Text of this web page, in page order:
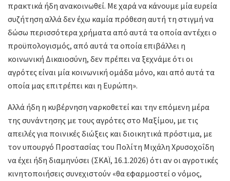
πρακτικά ήδη ανακοινωθεί. Με χαρά να κάνουμε μία ευρεία
συζήτηση αλλά δεν έχω καμία πρόθεση αυτή τη στιγμή να
δώσω περισσότερα χρήματα από αυτά τα οποία αντέχει ο
προϋπολογισμός, από αυτά τα οποία επιβάλλει η
κοινωνική Δικαιοσύνη, δεν πρέπει να ξεχνάμε ότι οι
αγρότες είναι μία κοινωνική ομάδα μόνο, και από αυτά τα
οποία μας επιτρέπει και η Ευρώπη».
Αλλά ήδη η κυβέρνηση ναρκοθετεί και την επόμενη μέρα
της συνάντησης με τους αγρότες στο Μαξίμου, με τις
απειλές για ποινικές διώξεις και διοικητικά πρόστιμα, με
τον υπουργό Προστασίας του Πολίτη Μιχάλη Χρυσοχοΐδη
να έχει ήδη διαμηνύσει (ΣΚΑΪ, 16.1.2026) ότι αν οι αγροτικές
κινητοποιήσεις συνεχιστούν «θα εφαρμοστεί ο νόμος,